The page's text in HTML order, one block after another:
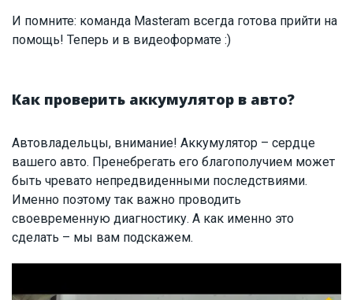
И помните: команда Masteram всегда готова прийти на
помощь! Теперь и в видеоформате :)
Как проверить аккумулятор в авто?
Автовладельцы, внимание! Аккумулятор – сердце
вашего авто. Пренебрегать его благополучием может
быть чревато непредвиденными последствиями.
Именно поэтому так важно проводить
своевременную диагностику. А как именно это
сделать – мы вам подскажем.